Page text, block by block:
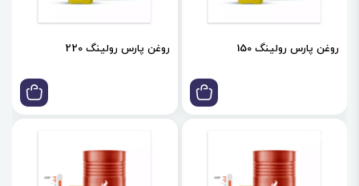
روغن پارس رولینگ 150 روغن پارس رولینگ 220